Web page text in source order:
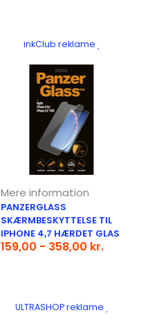
inkClub reklame
Mere information
PANZERGLASS
SKÆRMBESKYTTELSE TIL
IPHONE 4,7 HÆRDET GLAS
159,00 - 358,00 kr.
ULTRASHOP reklame